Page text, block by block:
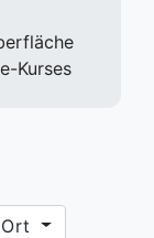
Ort